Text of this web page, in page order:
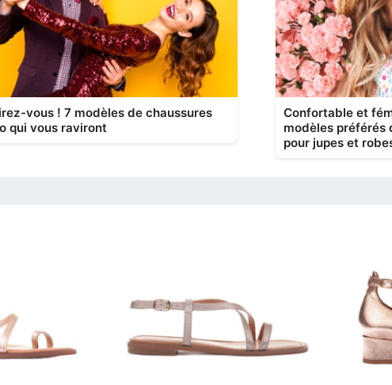
vous ! 7 modèles de chaussures
qui vous raviront
Confortable et
modèles préférés
pour jupes et